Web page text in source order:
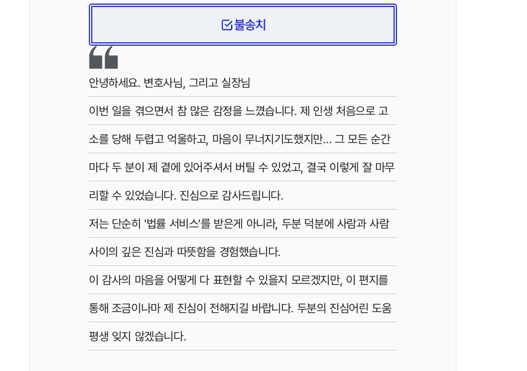
불송치
안녕하세요. 변호사님, 그리고 실장님
이번 일을 겪으면서 참 많은 감정을 느꼈습니다. 제 인생 처음으로 고
소를 당해 두렵고 억울하고, 마음이 무너지기도했지만… 그 모든 순간
마다 두 분이 제 곁에 있어주셔서 버틸 수 있었고, 결국 이렇게 잘 마무
리할 수 있었습니다. 진심으로 감사드립니다.
저는 단순히 '법률 서비스'를 받은게 아니라, 두분 덕분에 사람과 사람
사이의 깊은 진심과 따뜻함을 경험했습니다.
이 감사의 마음을 어떻게 다 표현할 수 있을지 모르겠지만, 이 편지를
통해 조금이나마 제 진심이 전해지길 바랍니다. 두분의 진심어린 도움
평생 잊지 않겠습니다.